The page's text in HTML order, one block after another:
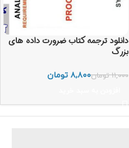
دانلود ترجمه کتاب ضرورت داده های
بزرگ
۱۱,۰۰۰تومان۸,۸۰۰تومان